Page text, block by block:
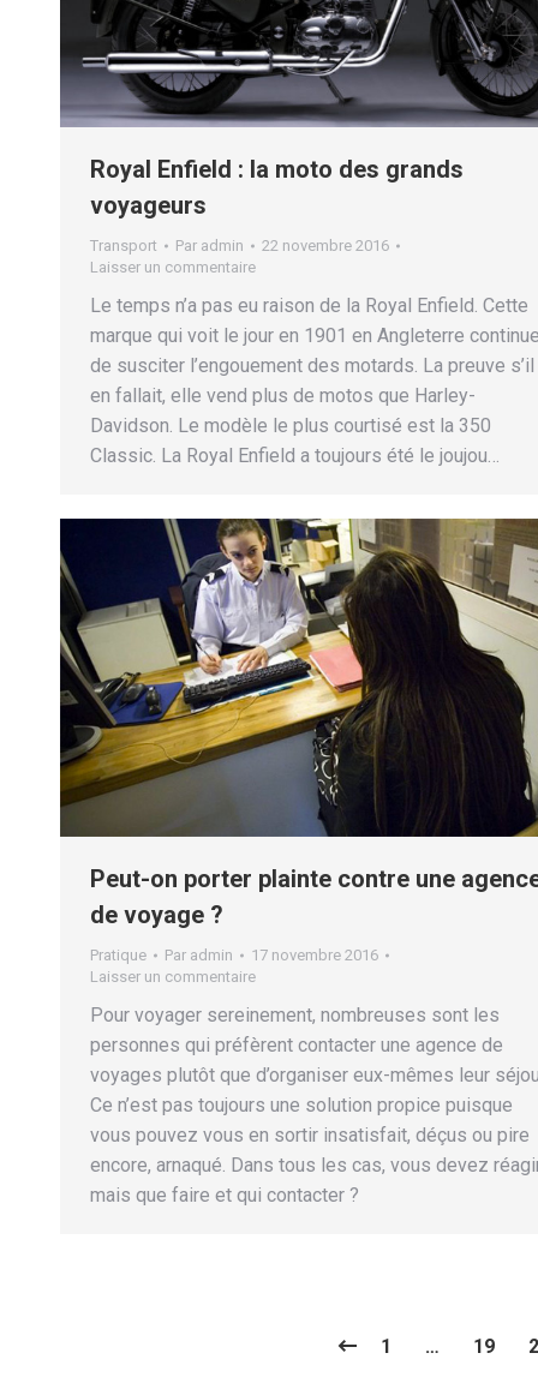
Royal Enfield : la moto des grands
voyageurs
Transport Par admin
22 novembre 2016
Laisser un commentaire
Le temps n’a pas eu raison de la Royal Enfield. Cette
marque qui voit le jour en 1901 en Angleterre
de susciter l’engouement des motards. La preuve s’il
en fallait, elle vend plus de motos que Harley-
Davidson. Le modèle le plus courtisé est la 350
Classic. La Royal Enfield a toujours été le joujou…
Peut-on porter plainte contre une
de voyage ?
Pratique Par admin
17 novembre 2016
Laisser un commentaire
Pour voyager sereinement, nombreuses sont les
personnes qui préfèrent contacter une agence de
voyages plutôt que d’organiser eux-mêmes leur
Ce n’est pas toujours une solution propice puisque
vous pouvez vous en sortir insatisfait, déçus ou pire
encore, arnaqué. Dans tous les cas, vous devez
mais que faire et qui contacter ?
1 … 19